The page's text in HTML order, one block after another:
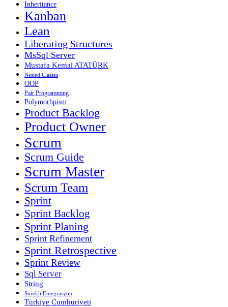
Inheritance
Kanban
Lean
Liberating Structures
MsSql Server
Mustafa Kemal ATATÜRK
Nested Classes
OOP
Pair Programming
Polymorhpism
Product Backlog
Product Owner
Scrum
Scrum Guide
Scrum Master
Scrum Team
Sprint
Sprint Backlog
Sprint Planing
Sprint Refinement
Sprint Retrospective
Sprint Review
Sql Server
String
Sürekli Entegrasyon
Türkiye Cumhuriyeti